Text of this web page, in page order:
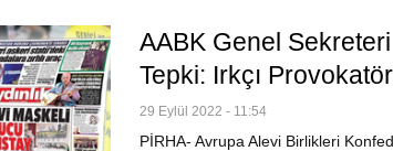
AABK Genel Sekreteri
Tepki: Irkçı
29 Eylül 2022 - 11:54
PİRHA- Avrupa Alevi Birlikleri